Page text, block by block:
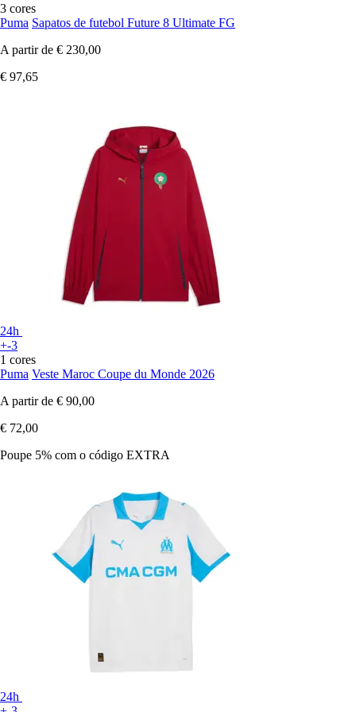
3 cores
Puma Sapatos de futebol Future 8 Ultimate FG
A partir de € 230,00
€ 97,65
24h
+-3
1 cores
Puma Veste Maroc Coupe du Monde 2026
A partir de € 90,00
€ 72,00
Poupe 5% com o código EXTRA
24h